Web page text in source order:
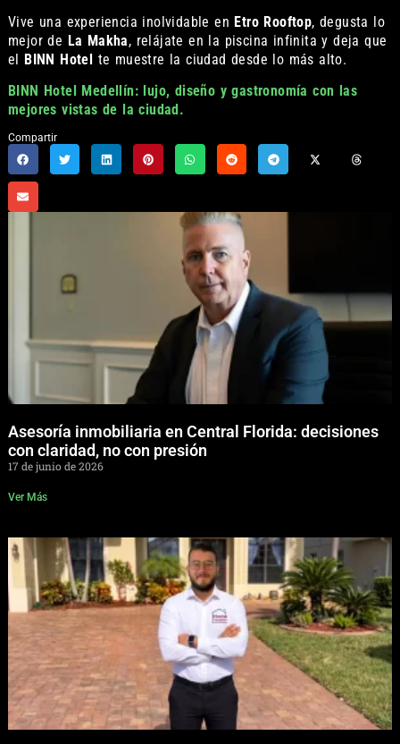
Vive una experiencia inolvidable en Etro Rooftop, degusta lo
mejor de La Makha, relájate en la piscina infinita y deja que
el BINN Hotel te muestre la ciudad desde lo más alto.
BINN Hotel Medellín: lujo, diseño y gastronomía con las
mejores vistas de la ciudad.
Compartir
Asesoría inmobiliaria en Central Florida: decisiones
con claridad, no con presión
17 de junio de 2026
Ver Más